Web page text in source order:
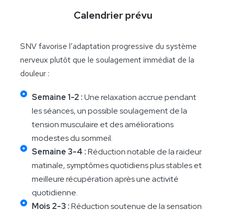
Calendrier prévu
SNV favorise l’adaptation progressive du système
nerveux plutôt que le soulagement immédiat de la
douleur :
Semaine 1-2 :Une relaxation accrue pendant
les séances, un possible soulagement de la
tension musculaire et des améliorations
modestes du sommeil.
Semaine 3-4 :Réduction notable de la raideur
matinale, symptômes quotidiens plus stables et
meilleure récupération après une activité
quotidienne.
Mois 2-3 :Réduction soutenue de la sensation